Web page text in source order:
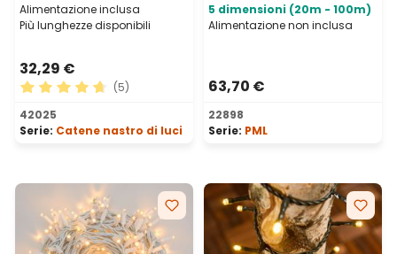
Alimentazione inclusa
Più lunghezze disponibili
32,29 €
Valutazione media di 4.8 su 5 stelle
(5)
42025
Serie: Catene nastro di luci
5 dimensioni (20m - 100m)
Alimentazione non inclusa
63,70 €
22898
Serie: PML